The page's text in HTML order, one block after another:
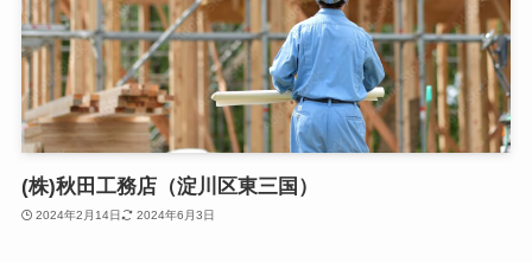
(株)秋田工務店（淀川区東三国）
2024年2月14日 2024年6月3日